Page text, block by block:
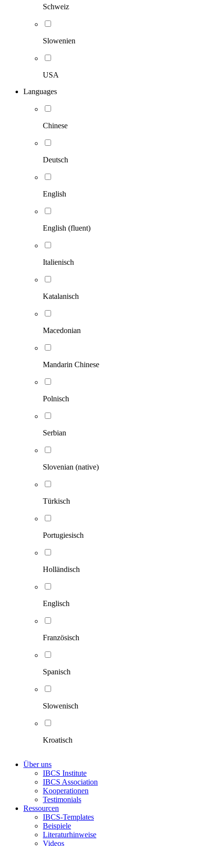
Schweiz
Slowenien
USA
Languages
Chinese
Deutsch
English
English (fluent)
Italienisch
Katalanisch
Macedonian
Mandarin Chinese
Polnisch
Serbian
Slovenian (native)
Türkisch
Portugiesisch
Holländisch
Englisch
Französisch
Spanisch
Slowenisch
Kroatisch
Über uns
IBCS Institute
IBCS Association
Kooperationen
Testimonials
Ressourcen
IBCS-Templates
Beispiele
Literaturhinweise
Videos